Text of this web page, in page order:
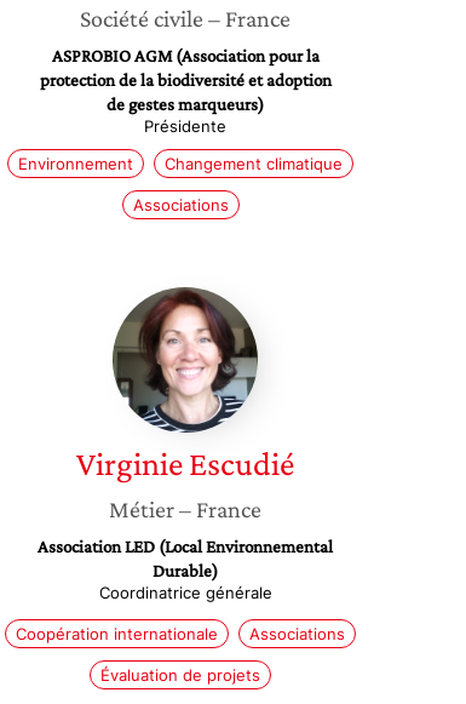
Société civile – France
ASPROBIO AGM (Association pour la
protection de la biodiversité et adoption
de gestes marqueurs)
Présidente
Environnement
Changement climatique
Associations
Virginie
Escudié
VirginieEscudié
Métier– France
Association LED (Local Environnemental
Durable)
Coordinatrice générale
Coopération internationale Associations
Évaluation de projets